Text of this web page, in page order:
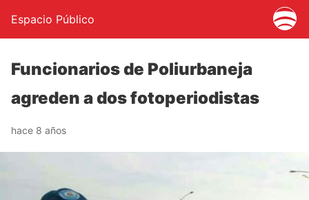
Espacio Público
Funcionarios de Poliurbaneja
agreden a dos fotoperiodistas
hace 8 años